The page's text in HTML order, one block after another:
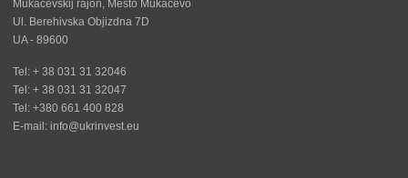
Mukačevskij rajon, Město Mukačevo
Ul. Berehivska Objizdna 7D
UA - 89600
Tel: + 38 031 31 32046
Tel: + 38 031 31 32047
Tel: +380 661 400 828
E-mail: info@ukrinvest.eu